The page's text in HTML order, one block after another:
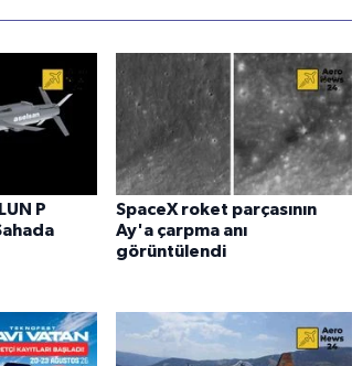
P
SpaceX roket parçasının
Ay'a çarpma anı
görüntülendi